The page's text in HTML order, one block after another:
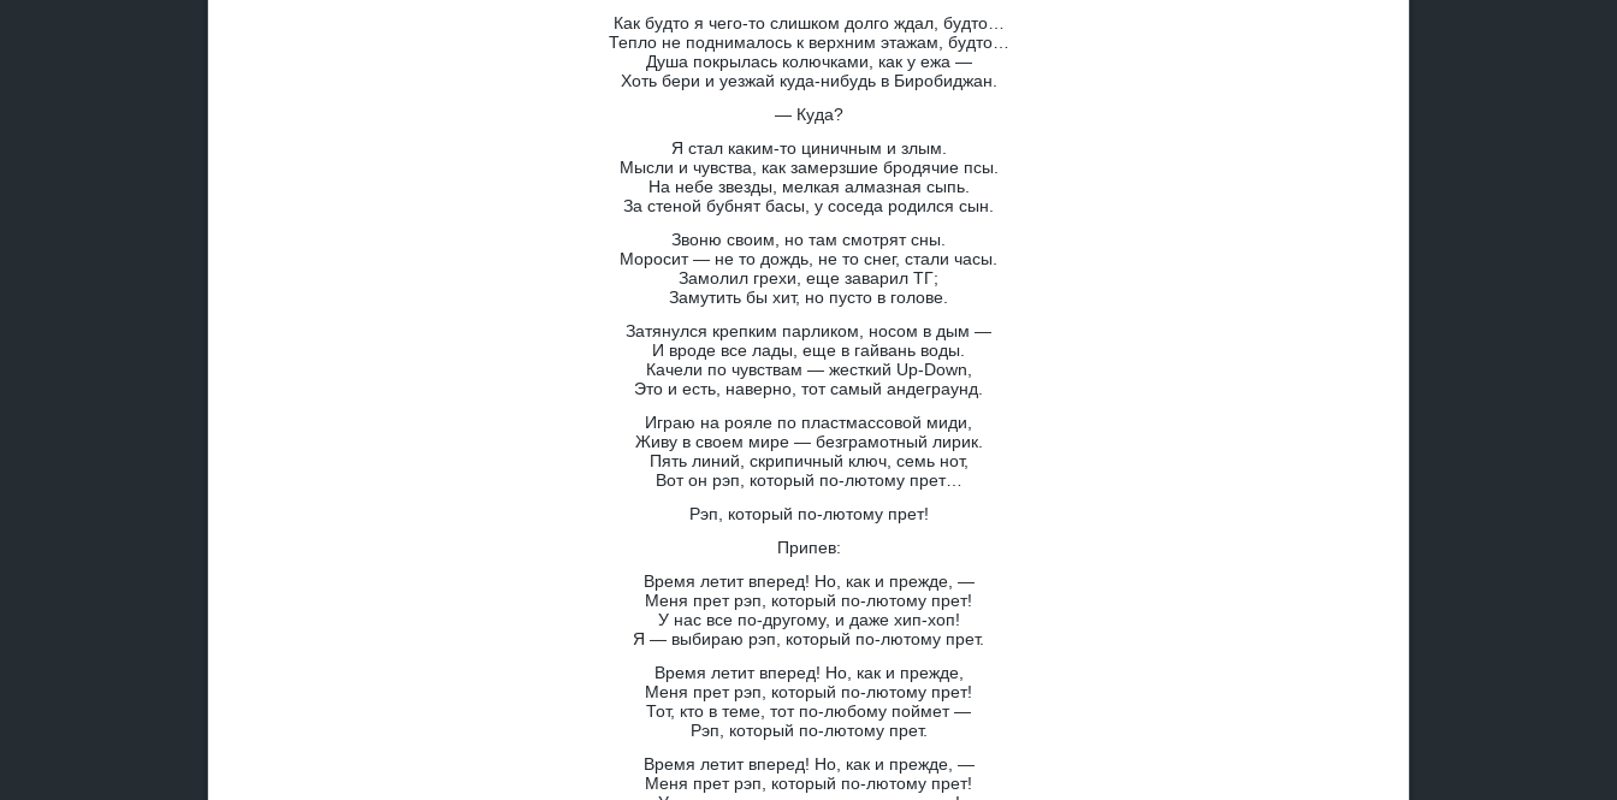
Как будто я чего-то слишком долго ждал, будто…
Тепло не поднималось к верхним этажам, будто…
Душа покрылась колючками, как у ежа —
Хоть бери и уезжай куда-нибудь в Биробиджан.
— Куда?
Я стал каким-то циничным и злым.
Мысли и чувства, как замерзшие бродячие псы.
На небе звезды, мелкая алмазная сыпь.
За стеной бубнят басы, у соседа родился сын.
Звоню своим, но там смотрят сны.
Моросит — не то дождь, не то снег, стали часы.
Замолил грехи, еще заварил ТГ;
Замутить бы хит, но пусто в голове.
Затянулся крепким парликом, носом в дым —
И вроде все лады, еще в гайвань воды.
Качели по чувствам — жесткий Up-Down,
Это и есть, наверно, тот самый андеграунд.
Играю на рояле по пластмассовой миди,
Живу в своем мире — безграмотный лирик.
Пять линий, скрипичный ключ, семь нот,
Вот он рэп, который по-лютому прет…
Рэп, который по-лютому прет!
Припев:
Время летит вперед! Но, как и прежде, —
Меня прет рэп, который по-лютому прет!
У нас все по-другому, и даже хип-хоп!
Я — выбираю рэп, который по-лютому прет.
Время летит вперед! Но, как и прежде,
Меня прет рэп, который по-лютому прет!
Тот, кто в теме, тот по-любому поймет —
Рэп, который по-лютому прет.
Время летит вперед! Но, как и прежде, —
Меня прет рэп, который по-лютому прет!